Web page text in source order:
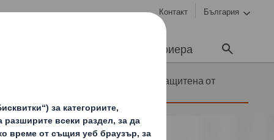
Контакт България
Кариера
Опаковка, защитена от